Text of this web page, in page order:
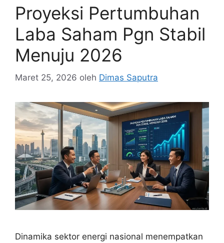
Proyeksi Pertumbuhan
Laba Saham Pgn Stabil
Menuju 2026
Maret 25, 2026 oleh Dimas Saputra
Dinamika sektor energi nasional menempatkan